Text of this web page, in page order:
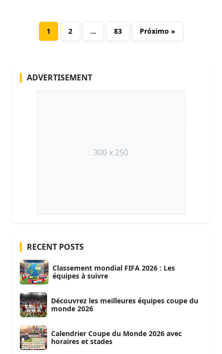
1 2 … 83 Próximo »
ADVERTISEMENT
300 x 250
RECENT POSTS
Classement mondial FIFA 2026 : Les
équipes à suivre
Découvrez les meilleures équipes coupe du
monde 2026
Calendrier Coupe du Monde 2026 avec
horaires et stades